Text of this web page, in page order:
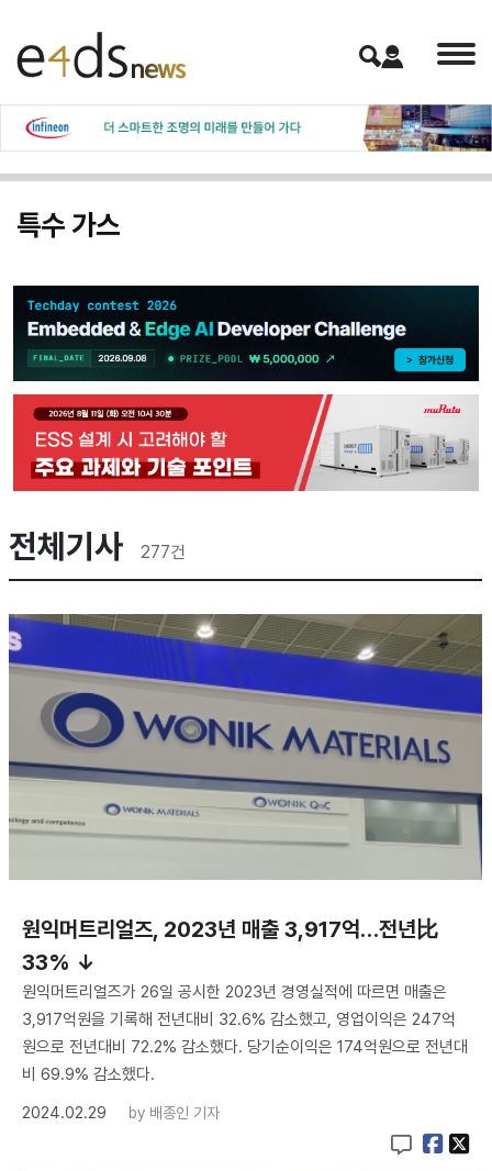
특수 가스
전체기사 277건
원익머트리얼즈, 2023년 매출 3,917억…전년比
33% ↓
원익머트리얼즈가 26일 공시한 2023년 경영실적에 따르면 매출은
3,917억원을 기록해 전년대비 32.6% 감소했고, 영업이익은 247억
원으로 전년대비 72.2% 감소했다. 당기순이익은 174억원으로 전년대
비 69.9% 감소했다.
2024.02.29
by 배종인 기자